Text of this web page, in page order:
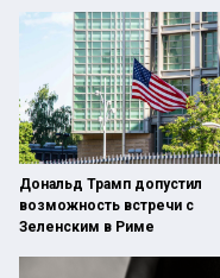
Дональд Трамп допустил
возможность встречи с
Зеленским в Риме